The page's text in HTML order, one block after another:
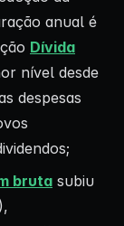
anual é
Dívida
nível desde
despesas
bruta subiu